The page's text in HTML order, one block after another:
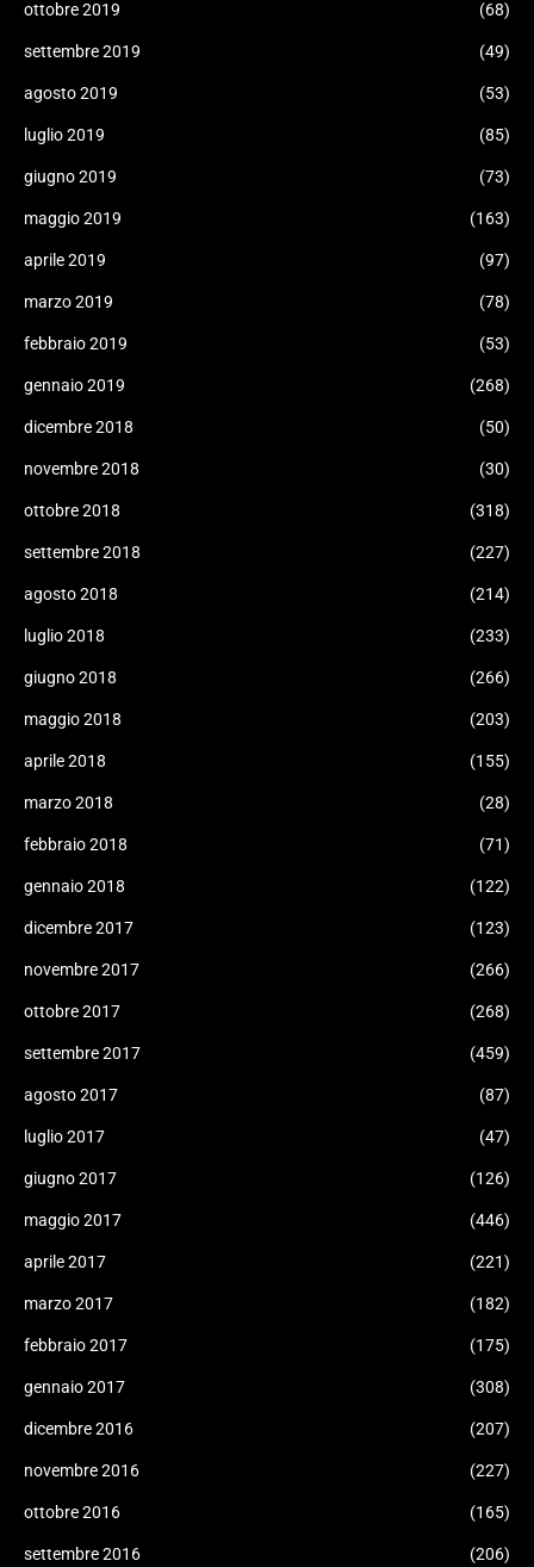
ottobre 2019 (68)
settembre 2019 (49)
agosto 2019 (53)
luglio 2019 (85)
giugno 2019 (73)
maggio 2019 (163)
aprile 2019 (97)
marzo 2019 (78)
febbraio 2019 (53)
gennaio 2019 (268)
dicembre 2018 (50)
novembre 2018 (30)
ottobre 2018 (318)
settembre 2018 (227)
agosto 2018 (214)
luglio 2018 (233)
giugno 2018 (266)
maggio 2018 (203)
aprile 2018 (155)
marzo 2018 (28)
febbraio 2018 (71)
gennaio 2018 (122)
dicembre 2017 (123)
novembre 2017 (266)
ottobre 2017 (268)
settembre 2017 (459)
agosto 2017 (87)
luglio 2017 (47)
giugno 2017 (126)
maggio 2017 (446)
aprile 2017 (221)
marzo 2017 (182)
febbraio 2017 (175)
gennaio 2017 (308)
dicembre 2016 (207)
novembre 2016 (227)
ottobre 2016 (165)
settembre 2016 (206)